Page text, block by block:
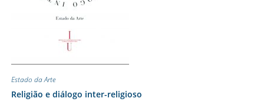
Estado da Arte
Religião e diálogo inter-religioso